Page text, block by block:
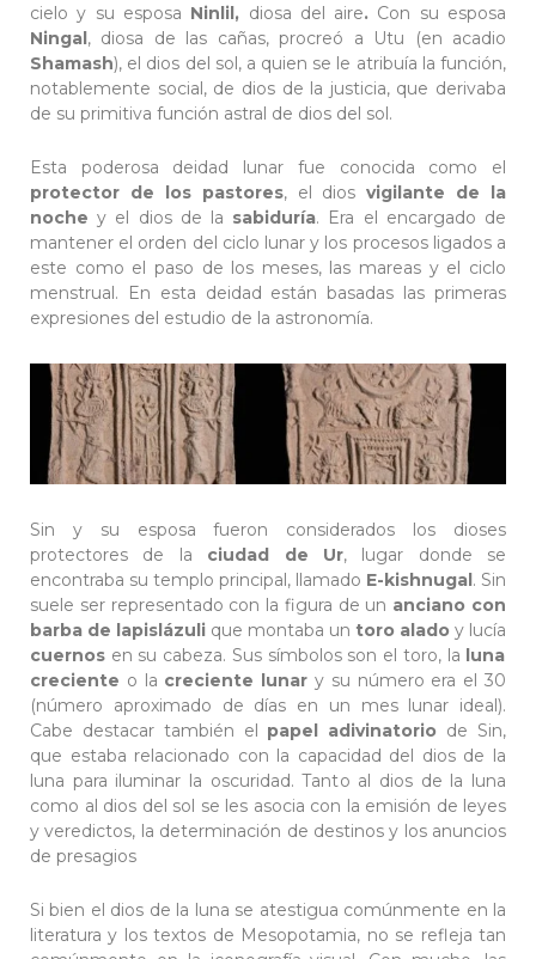
cielo y su esposa Ninlil, diosa del aire. Con su esposa
Ningal, diosa de las cañas, procreó a Utu (en acadio
Shamash), el dios del sol, a quien se le atribuía la función,
notablemente social, de dios de la justicia, que derivaba
de su primitiva función astral de dios del sol.
Esta poderosa deidad lunar fue conocida como el
protector de los pastores, el diosvigilante de la
noche y el dios de la sabiduría. Era el encargado de
mantener el orden del ciclo lunar y los procesos ligados a
este como el paso de los meses, las mareas y el ciclo
menstrual. En esta deidad están basadas las primeras
expresiones del estudio de la astronomía.
Sin y su esposa fueron considerados los dioses
protectores de la ciudad de Ur, lugar donde se
encontraba su templo principal, llamado E-kishnugal. Sin
suele ser representado con la figura de un anciano con
barba de lapislázuli que montaba un toro alado y lucía
cuernos en su cabeza. Sus símbolos son el toro, la luna
creciente o la creciente lunar y su número era el 30
(número aproximado de días en un mes lunar ideal).
Cabe destacar también el papel adivinatorio de Sin,
que estaba relacionado con la capacidad del dios de la
luna para iluminar la oscuridad. Tanto al dios de la luna
como al dios del sol se les asocia con la emisión de leyes
y veredictos, la determinación de destinos y los anuncios
de presagios
Si bien el dios de la luna se atestigua comúnmente en la
literatura y los textos de Mesopotamia, no se refleja tan